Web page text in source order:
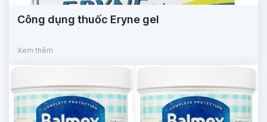
Công dụng thuốc Eryne gel
Xem thêm